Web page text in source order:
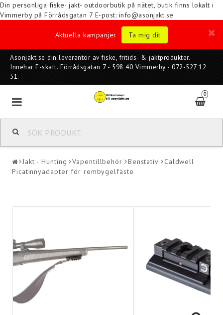
Din personliga fiske- jakt- outdoorbutik på nätet, butik finns lokalt i
Vimmerby på Förrådsgatan 7 E-post: info@asonjakt.se
Aktuella kampanjer Ta mig dit
Asonjakt.se din leverantör av fiske, fritids- & jaktprodukter.
Innehar F-skatt. Förrådsgatan 7 - 598 40 Vimmerby - 072-527 12
51.
0
Jakt - Hunting Vapentillbehör Benstativ
Caldwell
Picatinnyadapter för rembygelfäste